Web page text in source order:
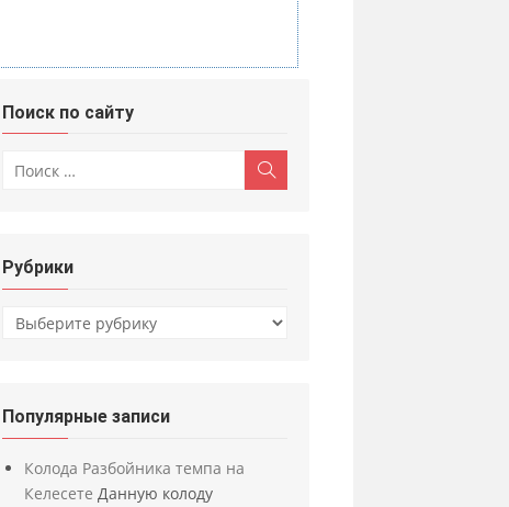
Поиск по сайту
Рубрики
Рубрики
Популярные записи
Колода Разбойника темпа на
Келесете Данную колоду